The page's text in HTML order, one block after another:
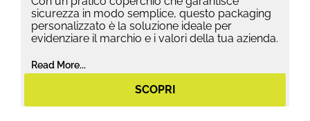
sicurezza in modo semplice, questo packaging
personalizzato è la soluzione ideale per
evidenziare il marchio e i valori della tua azienda.
Read More...
SCOPRI